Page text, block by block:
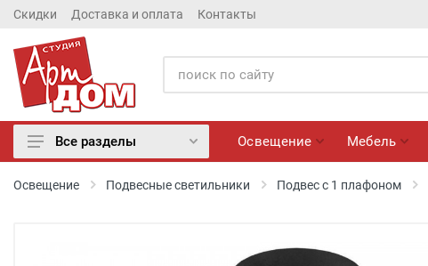
Скидки Доставка и оплата Контакты
Все разделы Освещение Мебель
Освещение Подвесные светильники Подвес с 1 плафоном